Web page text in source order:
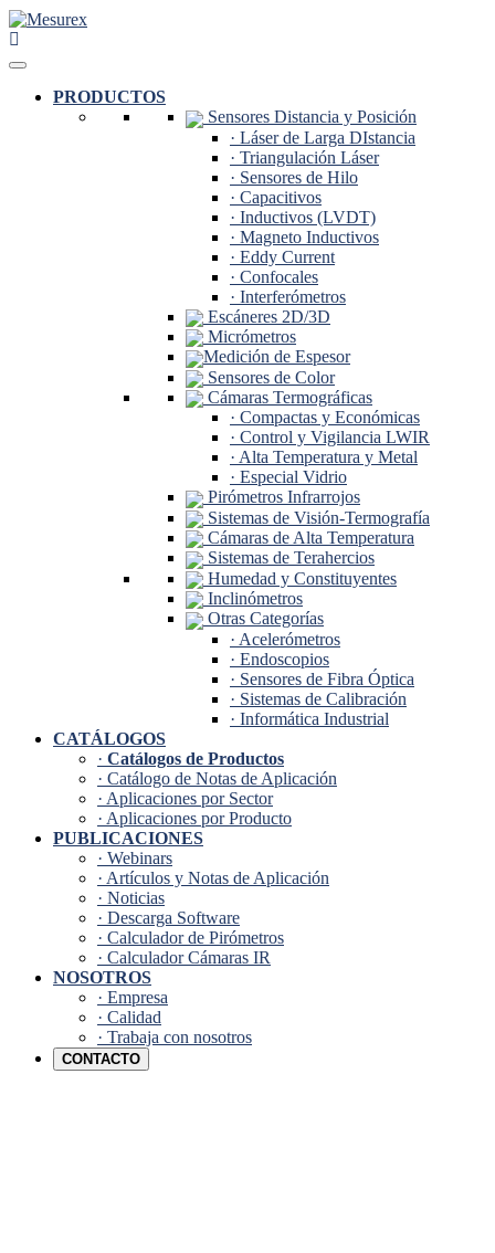
Saltar
al
contenido
PRODUCTOS
Sensores Distancia y Posición
· Láser de Larga DIstancia
· Triangulación Láser
· Sensores de Hilo
· Capacitivos
· Inductivos (LVDT)
· Magneto Inductivos
· Eddy Current
· Confocales
· Interferómetros
Escáneres 2D/3D
Micrómetros
Medición de Espesor
Sensores de Color
Cámaras Termográficas
· Compactas y Económicas
· Control y Vigilancia LWIR
· Alta Temperatura y Metal
· Especial Vidrio
Pirómetros Infrarrojos
Sistemas de Visión-Termografía
Cámaras de Alta Temperatura
Sistemas de Terahercios
Humedad y Constituyentes
Inclinómetros
Otras Categorías
· Acelerómetros
· Endoscopios
· Sensores de Fibra Óptica
· Sistemas de Calibración
· Informática Industrial
CATÁLOGOS
· Catálogos de Productos
· Catálogo de Notas de Aplicación
· Aplicaciones por Sector
· Aplicaciones por Producto
PUBLICACIONES
· Webinars
· Artículos y Notas de Aplicación
· Noticias
· Descarga Software
· Calculador de Pirómetros
· Calculador Cámaras IR
NOSOTROS
· Empresa
· Calidad
· Trabaja con nosotros
CONTACTO